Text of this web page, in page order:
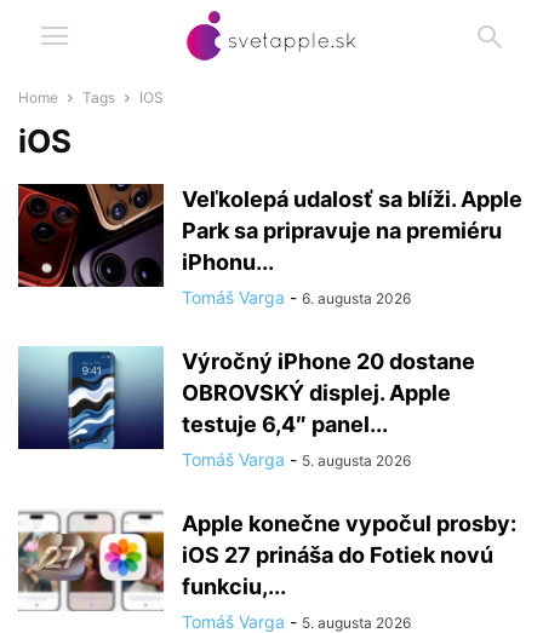
Home Tags IOS
iOS
Veľkolepá udalosť sa blíži. Apple
Park sa pripravuje na premiéru
iPhonu...
Tomáš Varga - 6. augusta 2026
Výročný iPhone 20 dostane
OBROVSKÝ displej. Apple
testuje 6,4″ panel...
Tomáš Varga - 5. augusta 2026
Apple konečne vypočul prosby:
iOS 27 prináša do Fotiek novú
funkciu,...
Tomáš Varga - 5. augusta 2026